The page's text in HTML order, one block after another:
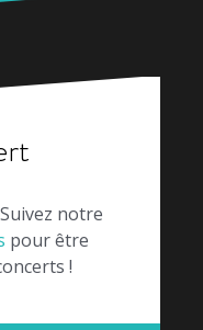
Suivez notre
pour être
!